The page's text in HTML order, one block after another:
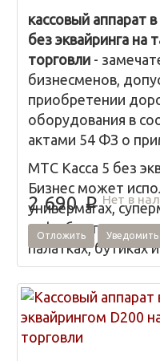
кассовый аппарат
без эквайринга на
торговли -
бизнесменов,
приобретении
оборудования в
актами 54 ФЗ о
МТС Касса 5 без
Бизнес может
универмагах,
кафе быстрого
палатках, бутиках
2 690p Нет в
Отложить Уведомить